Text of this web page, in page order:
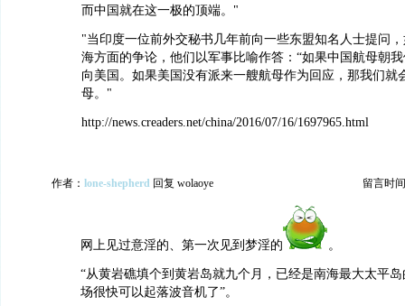
而中国就在这一极的顶端。"
"当印度一位前外交秘书几年前向一些东盟知名人士提问
海方面的争论，他们以军事比喻作答：“如果中国航母朝
向美国。如果美国没有派来一艘航母作为回应，那我们就
母。"
http://news.creaders.net/china/2016/07/16/1697965.html
作者： lone-shepherd 回复 wolaoye 留言时
网上见过意淫的、第一次见到梦淫的 。
“从黄岩礁填个到黄岩岛就九个月，已经是南海最大太平
场很快可以起落波音机了”。